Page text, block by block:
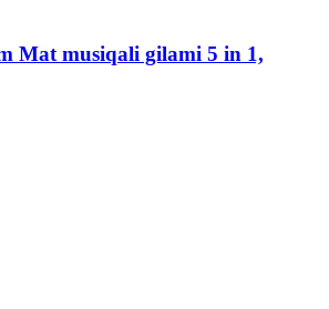
Mat musiqali gilami 5 in 1,